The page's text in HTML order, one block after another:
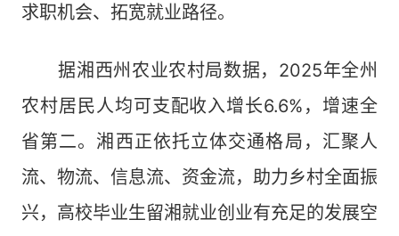
求职机会、拓宽就业路径。
据湘西州农业农村局数据，2025年全州
农村居民人均可支配收入增长6.6%，增速全
省第二。湘西正依托立体交通格局，汇聚人
流、物流、信息流、资金流，助力乡村全面振
兴，高校毕业生留湘就业创业有充足的发展空